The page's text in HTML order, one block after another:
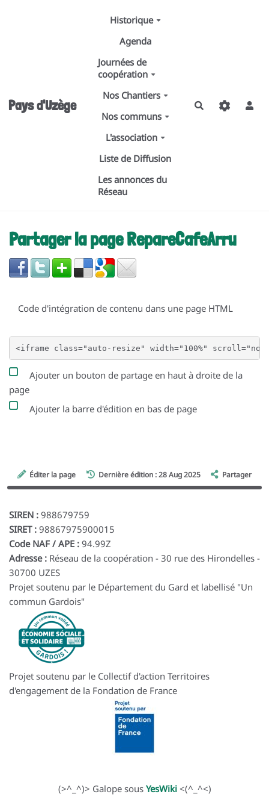
Aller au contenu principal
Pays d'Uzège
Historique
Agenda
Journées de
coopération
Nos Chantiers
Nos communs
L'association
Liste de Diffusion
Les annonces du
Réseau
Rechercher
Partager la page RepareCafeArru
Code d'intégration de contenu dans une page HTML
Ajouter un bouton de partage en haut à droite de la
page
Ajouter la barre d'édition en bas de page
Éditer la page Dernière édition : 28 Aug 2025 Partager
SIREN : 988679759
SIRET : 98867975900015
Code NAF / APE : 94.99Z
Adresse : Réseau de la coopération - 30 rue des Hirondelles -
30700 UZES
Projet soutenu par le Département du Gard et labellisé "Un
commun Gardois"
Projet soutenu par le Collectif d'action Territoires
d'engagement de la Fondation de France
(>^_^)> Galope sous YesWiki<(^_^<)